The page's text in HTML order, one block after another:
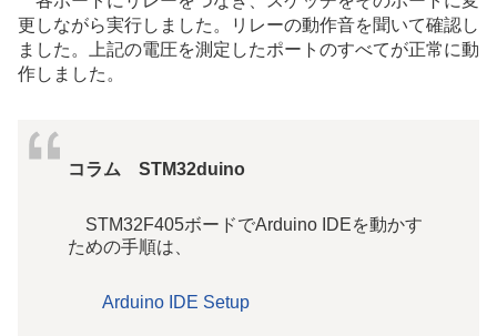
更しながら実行しました。リレーの動作音を聞いて確認し
ました。上記の電圧を測定したポートのすべてが正常に動
作しました。
コラム STM32duino
STM32F405ボードでArduino IDEを動かす
ための手順は、
Arduino IDE Setup